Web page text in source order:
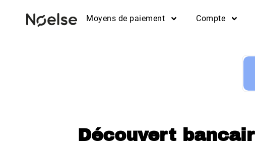
Moyens de paiement Compte
Découvert